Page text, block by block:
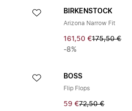
BIRKENSTOCK
Arizona Narrow Fit
161,50 €175,50 €
-8%
BOSS
Flip Flops
59 €72,50 €